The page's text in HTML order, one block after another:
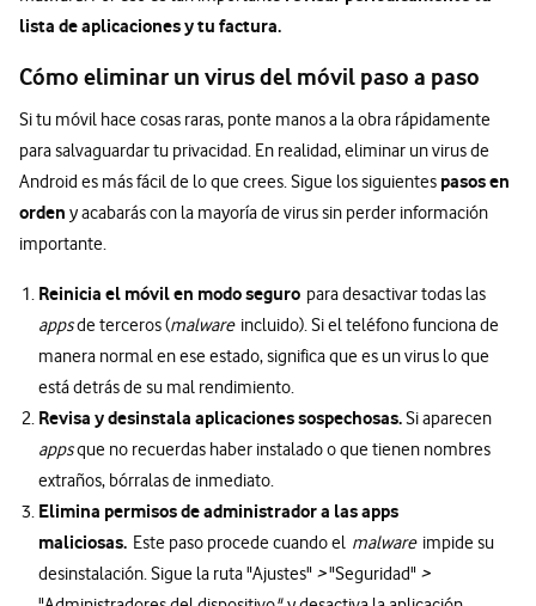
lista de aplicaciones y tu factura.
Cómo eliminar un virus del móvil paso a paso
Si tu móvil hace cosas raras, ponte manos a la obra rápidamente
para salvaguardar tu privacidad. En realidad, eliminar un virus de
Android es más fácil de lo que crees. Sigue los siguientes pasos en
orden y acabarás con la mayoría de virus sin perder información
importante.
Reinicia el móvil en modo seguro para desactivar todas las
appsde terceros (malwareincluido). Si el teléfono funciona de
manera normal en ese estado, significa que es un virus lo que
está detrás de su mal rendimiento.
Revisa y desinstala aplicaciones sospechosas.Si aparecen
appsque no recuerdas haber instalado o que tienen nombres
extraños, bórralas de inmediato.
Elimina permisos de administrador a las apps
maliciosas. Este paso procede cuando el malwareimpide su
desinstalación. Sigue la ruta "Ajustes" >"Seguridad" >